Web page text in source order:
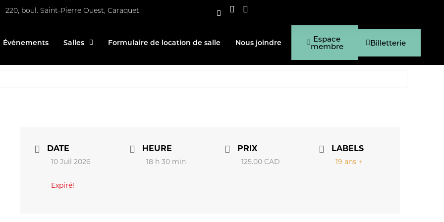
220, boul. Saint-Pierre Ouest, Caraquet
Événements Salles Formulaire de location de salle Nous joindre Espace
membre Billetterie
DATE
10 Juil 2026
Expiré!
HEURE
18 h 30 min
PRIX
125.00 CAD
LABELS
19 ans +